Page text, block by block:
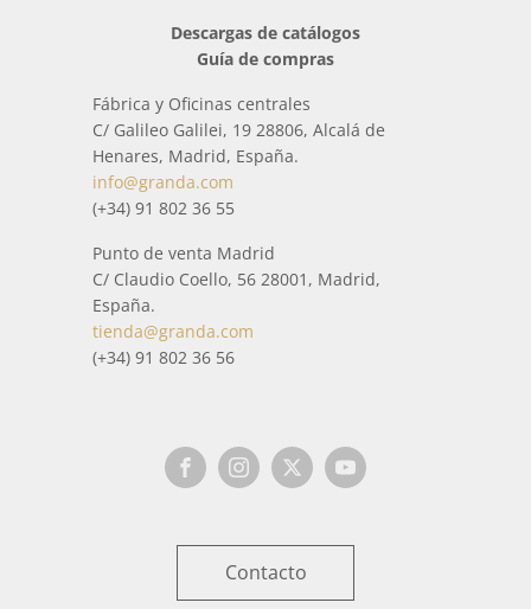
Descargas de catálogos
Guía de compras
Fábrica y Oficinas centrales
C/ Galileo Galilei, 19 28806, Alcalá de
Henares, Madrid, España.
info@granda.com
(+34) 91 802 36 55
Punto de venta Madrid
C/ Claudio Coello, 56 28001, Madrid,
España.
tienda@granda.com
(+34) 91 802 36 56
Contacto